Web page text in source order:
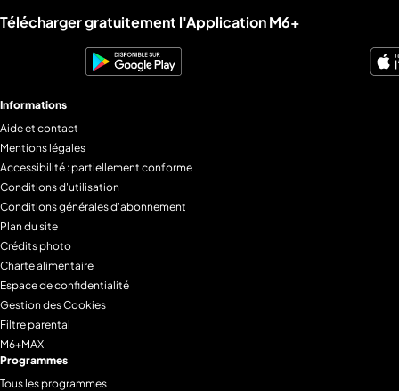
Liens utiles M6+.
Télécharger gratuitement l'Application M6+
Informations
Aide et contact
Mentions légales
Accessibilité : partiellement conforme
Conditions d'utilisation
Conditions générales d'abonnement
Plan du site
Crédits photo
Charte alimentaire
Espace de confidentialité
Gestion des Cookies
Filtre parental
M6+MAX
Programmes
Tous les programmes